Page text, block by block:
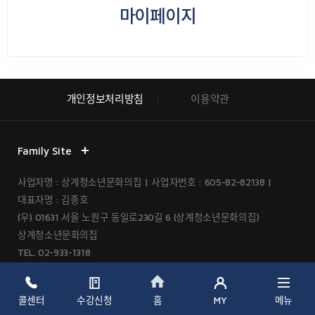
콜센터 수강신청 홈 MY 메뉴
마이페이지
개인정보처리방침 이용약관
Family Site
사업자명 : 상계청소년문화의집 | 사업자번호 : 605-82-82138 |
대표자명 : 김종호
(우) 01631 서울 노원구 동일로230길 6 (상계청소년문화의집)
상계청소년문화의집
TEL.02-933-1318
©Seoul Metropolitan Government. All Right Reserved.